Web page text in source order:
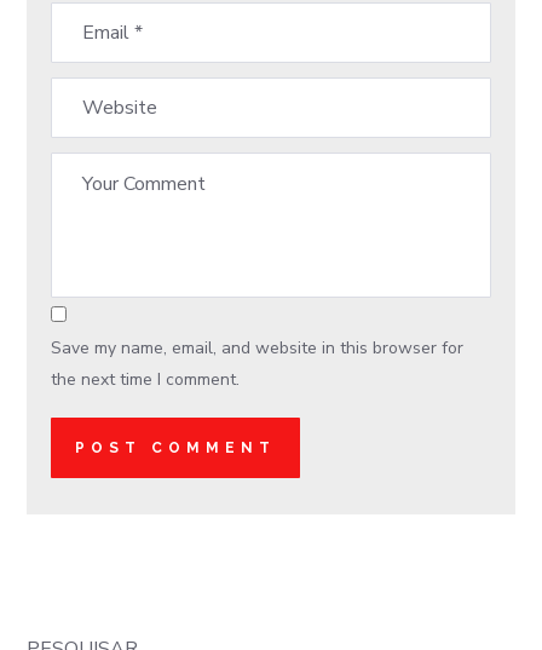
Save my name, email, and website in this browser for
the next time I comment.